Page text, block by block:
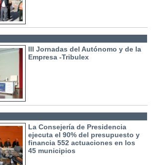
III Jornadas del Autónomo y de la
Empresa -Tribulex
La Consejería de Presidencia
ejecuta el 90% del presupuesto y
financia 552 actuaciones en los
45 municipios